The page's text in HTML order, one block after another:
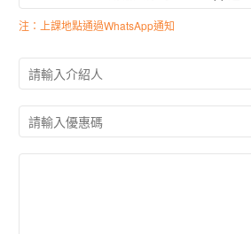
注：上課地點通過WhatsApp通知